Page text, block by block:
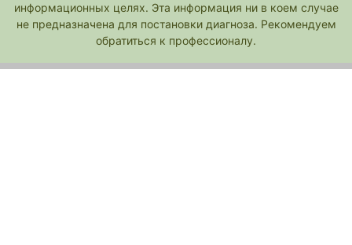
информационных целях. Эта информация ни в коем случае
не предназначена для постановки диагноза. Рекомендуем
обратиться к профессионалу.